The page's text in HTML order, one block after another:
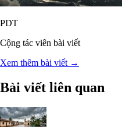
PDT
Cộng tác viên bài viết
Xem thêm bài viết →
Bài viết liên quan